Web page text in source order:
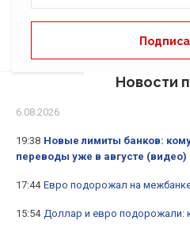
Новости
6.08.2026
19:38 Новые лимиты банков:
переводы уже в августе (видео)
17:44 Евро подорожал на
15:54 Доллар и евро подорожали: